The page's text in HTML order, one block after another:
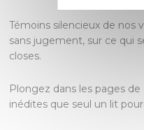
Témoins silencieux de nos
sans jugement, sur ce qui
closes.
Plongez dans les pages
inédites que seul un lit